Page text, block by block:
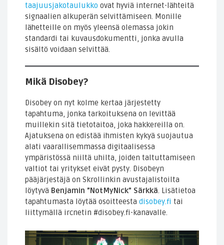
taajuusjakotaulukko ovat hyviä internet-lähteitä
signaalien alkuperän selvittämiseen. Monille
lähetteille on myös yleensä olemassa jokin
standardi tai kuvausdokumentti, jonka avulla
sisältö voidaan selvittää.
Mikä Disobey?
Disobey on nyt kolme kertaa järjestetty
tapahtuma, jonka tarkoituksena on levittää
muillekin sitä tietotaitoa, joka hakkereilla on.
Ajatuksena on edistää ihmisten kykyä suojautua
alati vaarallisemmassa digitaalisessa
ympäristössä niiltä uhilta, joiden taltuttamiseen
valtiot tai yritykset eivät pysty. Disobeyn
pääjärjestäjä on Skrollinkin avustajalistoilta
löytyvä Benjamin ”NotMyNick” Särkkä . Lisätietoa
tapahtumasta löytää osoitteesta disobey.fi tai
liittymällä ircnetin #disobey.fi-kanavalle.